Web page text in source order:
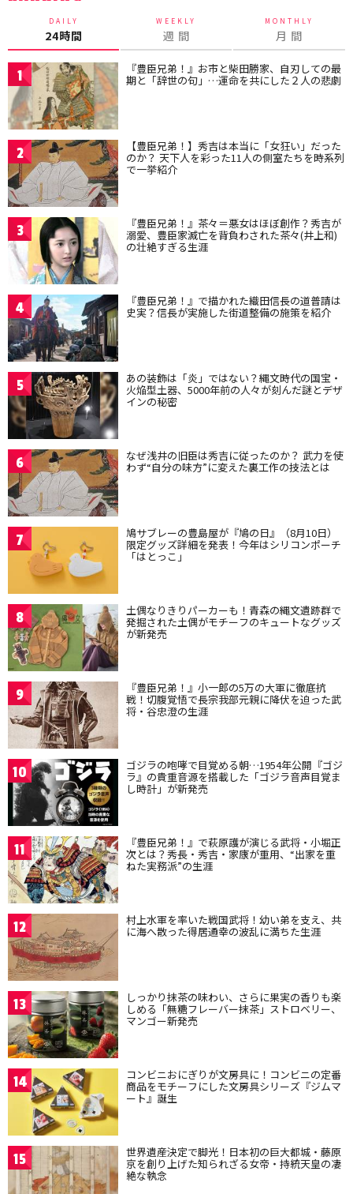
DAILY
24時間
WEEKLY
週 間
MONTHLY
月 間
1 『豊臣兄弟！』お市と柴田勝家、自刃しての最
期と「辞世の句」…運命を共にした２人の悲劇
2 【豊臣兄弟！】秀吉は本当に「女狂い」だった
のか？ 天下人を彩った11人の側室たちを時系列
で一挙紹介
3 『豊臣兄弟！』茶々＝悪女はほぼ創作？秀吉が
溺愛、豊臣家滅亡を背負わされた茶々(井上和)
の壮絶すぎる生涯
4 『豊臣兄弟！』で描かれた織田信長の道普請は
史実？信長が実施した街道整備の施策を紹介
5 あの装飾は「炎」ではない？縄文時代の国宝・
火焔型土器、5000年前の人々が刻んだ謎とデザ
インの秘密
6 なぜ浅井の旧臣は秀吉に従ったのか？ 武力を使
わず“自分の味方”に変えた裏工作の技法とは
7 鳩サブレーの豊島屋が『鳩の日』（8月10日）
限定グッズ詳細を発表！今年はシリコンポーチ
「はとっこ」
8 土偶なりきりパーカーも！青森の縄文遺跡群で
発掘された土偶がモチーフのキュートなグッズ
が新発売
9 『豊臣兄弟！』小一郎の5万の大軍に徹底抗
戦！切腹覚悟で長宗我部元親に降伏を迫った武
将・谷忠澄の生涯
10 ゴジラの咆哮で目覚める朝…1954年公開『ゴジ
ラ』の貴重音源を搭載した「ゴジラ音声目覚ま
し時計」が新発売
11 『豊臣兄弟！』で萩原護が演じる武将・小堀正
次とは？秀長・秀吉・家康が重用、“出家を重
ねた実務派”の生涯
12 村上水軍を率いた戦国武将！幼い弟を支え、共
に海へ散った得居通幸の波乱に満ちた生涯
13 しっかり抹茶の味わい、さらに果実の香りも楽
しめる「無糖フレーバー抹茶」ストロベリー、
マンゴー新発売
14 コンビニおにぎりが文房具に！コンビニの定番
商品をモチーフにした文房具シリーズ『ジムマ
ート』誕生
15 世界遺産決定で脚光！日本初の巨大都城・藤原
京を創り上げた知られざる女帝・持統天皇の凄
絶な執念